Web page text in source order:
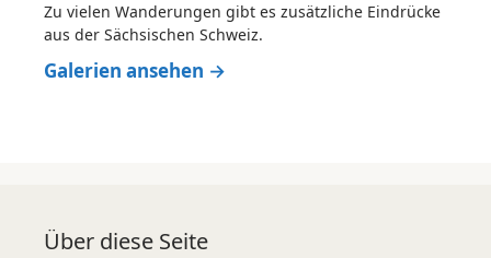
Zu vielen Wanderungen gibt es zusätzliche Eindrücke
aus der Sächsischen Schweiz.
Galerien ansehen →
Über diese Seite